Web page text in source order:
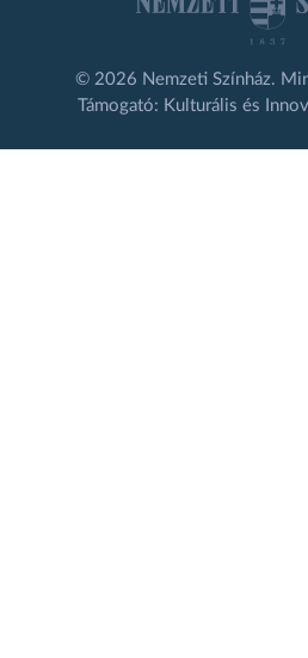
© 2026 Nemzeti Színház.
Támogató: Kulturális és